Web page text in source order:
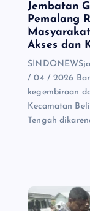
Jembatan
Pemalang
Akses dan
/ 04 / 2026
kegembiraan
Kecamatan
Tengah